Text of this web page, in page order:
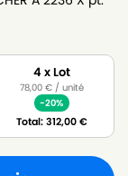
4 x Lot
78,00 €/ unité
-20%
Total:312,00€